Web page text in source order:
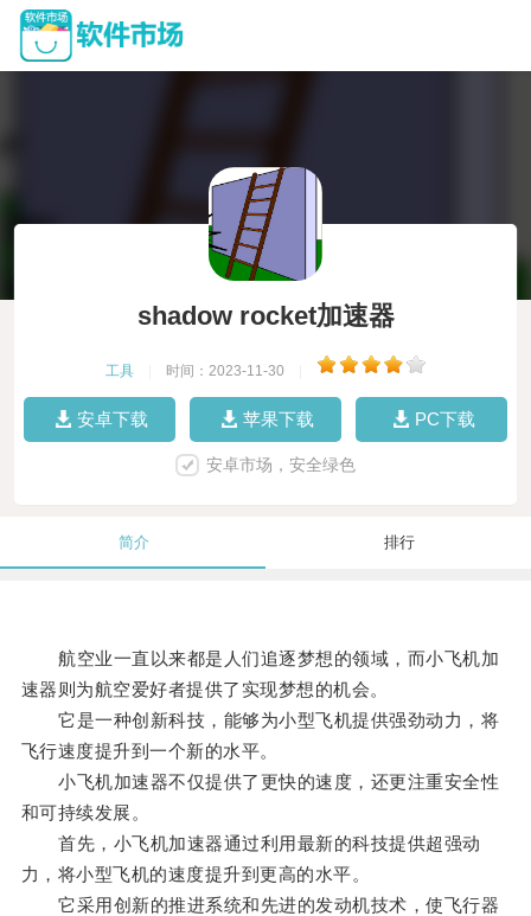
shadow rocket加速器
工具 时间：2023-11-30
安卓下载 苹果下载 PC下载
安卓市场，安全绿色
简介 排行
航空业一直以来都是人们追逐梦想的领域，而小飞机加
速器则为航空爱好者提供了实现梦想的机会。
它是一种创新科技，能够为小型飞机提供强劲动力，将
飞行速度提升到一个新的水平。
小飞机加速器不仅提供了更快的速度，还更注重安全性
和可持续发展。
首先，小飞机加速器通过利用最新的科技提供超强动
力，将小型飞机的速度提升到更高的水平。
它采用创新的推进系统和先进的发动机技术，使飞行器